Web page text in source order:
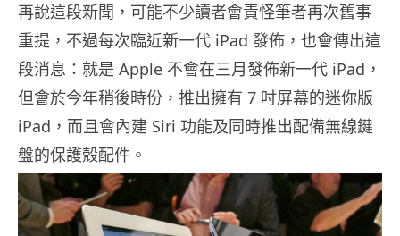
再說這段新聞，可能不少讀者會責怪筆者再次舊事
重提，不過每次臨近新一代 iPad 發佈，也會傳出這
段消息：就是 Apple 不會在三月發佈新一代 iPad，
但會於今年稍後時份，推出擁有 7 吋屏幕的迷你版
iPad，而且會內建 Siri 功能及同時推出配備無線鍵
盤的保護殼配件。